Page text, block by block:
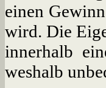
einen
wird. Die
innerhalb
weshalb